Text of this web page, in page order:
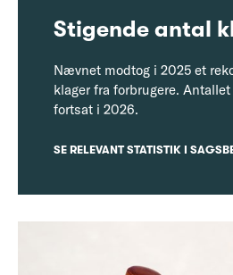
Stigende antal
Nævnet modtog i 2025 et
klager fra forbrugere.
fortsat i 2026.
SE RELEVANT STATISTIK I